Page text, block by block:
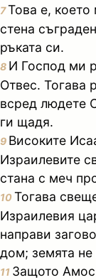
7Това е,
стена
ръката си.
8 И Господ ми
Отвес. Тогава
всред людете
ги щадя.
9 Високите
Израилевите
стана с меч
10Тогава
Израилевия
направи
дом; земята
11 Защото